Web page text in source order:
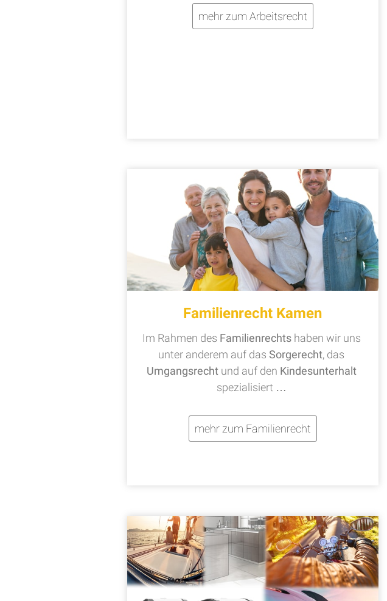
mehr zum Arbeitsrecht
Familienrecht Kamen
Im Rahmen des Familienrechts haben wir uns
unter anderem auf dasSorgerecht, das
Umgangsrecht und auf den Kindesunterhalt
spezialisiert …
mehr zum Familienrecht